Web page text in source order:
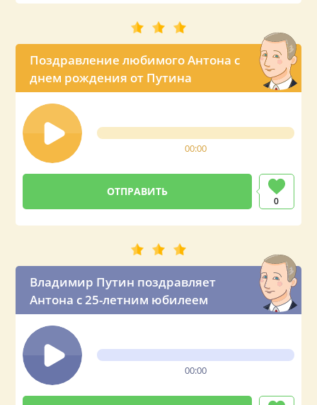
Поздравление любимого Антона с
днем рождения от Путина
00:00
0
Владимир Путин поздравляет
Антона с 25-летним юбилеем
00:00